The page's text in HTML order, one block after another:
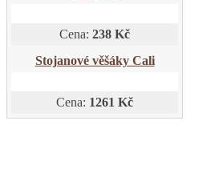
Cena: 238 Kč
Stojanové věšáky Cali
Cena: 1261 Kč